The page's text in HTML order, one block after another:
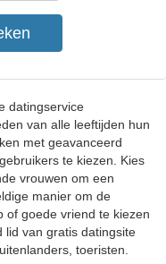
datingservice
van alle leeftijden hun
met geavanceerd
te kiezen. Kies
vrouwen om een
manier om de
of goede vriend te kiezen
lid van gratis datingsite
toeristen.